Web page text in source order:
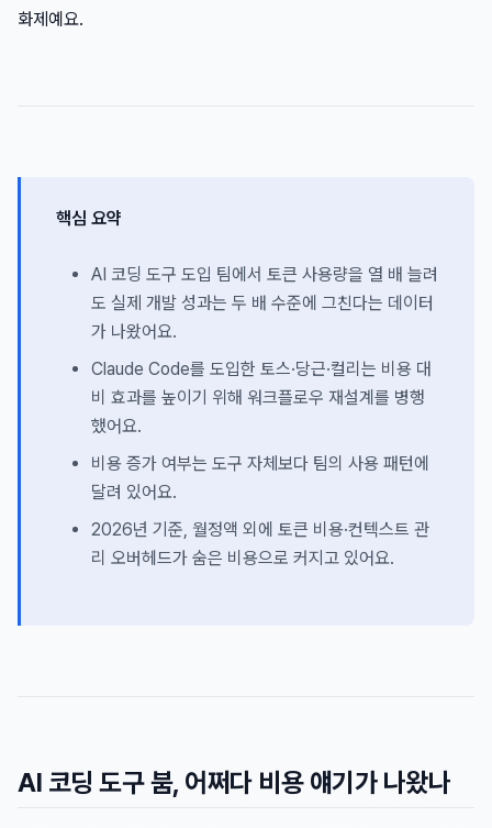
화제예요.
핵심 요약
AI 코딩 도구 도입 팀에서 토큰 사용량을 열 배 늘려
도 실제 개발 성과는 두 배 수준에 그친다는 데이터
가 나왔어요.
Claude Code를 도입한 토스·당근·컬리는 비용 대
비 효과를 높이기 위해 워크플로우 재설계를 병행
했어요.
비용 증가 여부는 도구 자체보다 팀의 사용 패턴에
달려 있어요.
2026년 기준, 월정액 외에 토큰 비용·컨텍스트 관
리 오버헤드가 숨은 비용으로 커지고 있어요.
AI 코딩 도구 붐, 어쩌다 비용 얘기가 나왔나